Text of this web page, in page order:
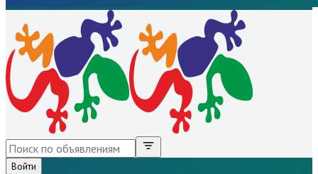
Войти